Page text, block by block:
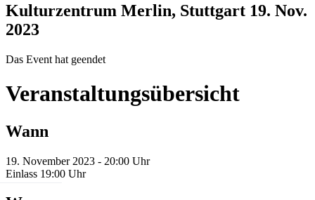
Kulturzentrum Merlin, Stuttgart 19. Nov.
2023
Das Event hat geendet
Veranstaltungsübersicht
Wann
19. November 2023 - 20:00 Uhr
Einlass 19:00 Uhr